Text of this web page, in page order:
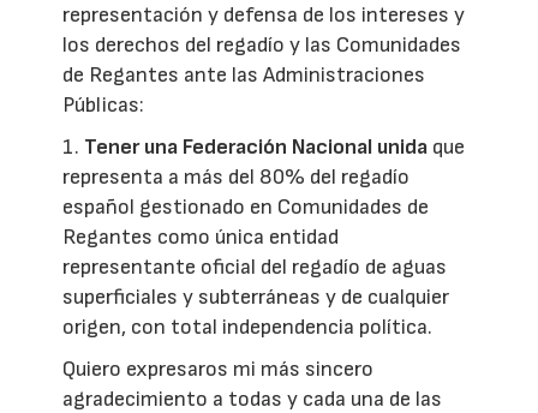
representación y defensa de los intereses y
los derechos del regadío y las Comunidades
de Regantes ante las Administraciones
Públicas:
1. Tener una Federación Nacional unida que
representa a más del 80% del regadío
español gestionado en Comunidades de
Regantes como única entidad
representante oficial del regadío de aguas
superficiales y subterráneas y de cualquier
origen, con total independencia política.
Quiero expresaros mi más sincero
agradecimiento a todas y cada una de las